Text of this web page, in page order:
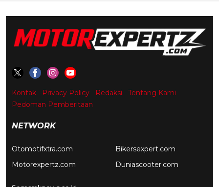
Kontak Privacy Policy Redaksi
Tentang Kami
Pedoman Pemberitaan
NETWORK
Otomotifxtra.com
Motorexpertz.com
Bikersexpert.com
Duniascooter.com